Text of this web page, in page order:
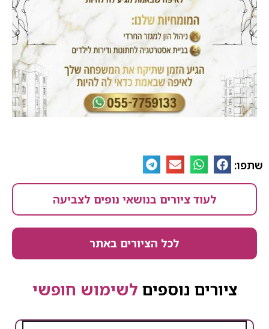
שתפו:
לעוד ציורים בנושאי נופים לצביעה
לכל הציורים באתר
ציורים נוספים לשימוש חופשי